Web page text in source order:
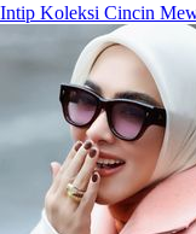
Intip Koleksi Cincin